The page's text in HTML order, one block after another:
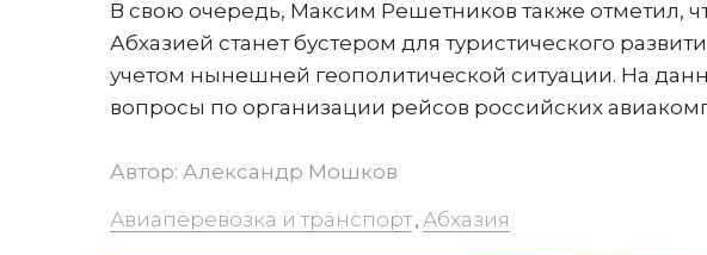
В свою очередь, Максим Решетников также отметил,
Абхазией станет бустером для туристического
учетом нынешней геополитической ситуации. На
вопросы по организации рейсов российских
Автор: Александр Мошков
Авиаперевозка и транспорт, Абхазия